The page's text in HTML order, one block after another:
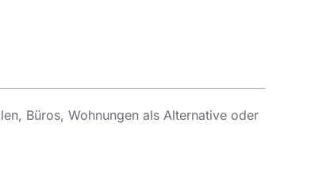
Büros, Wohnungen als Alternative oder